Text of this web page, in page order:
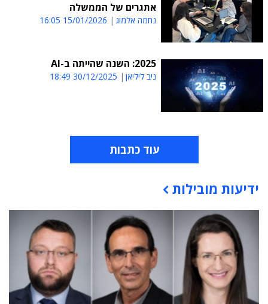
אתגרים של הממשלה
נחמה אלמוג 15/01/2026 16:05
2025: השנה שהייתה ב-AI
ניב ליליאן 30/12/2025 18:49
עוד כתבות
תוכן פרסומי
ידיעות מובילות